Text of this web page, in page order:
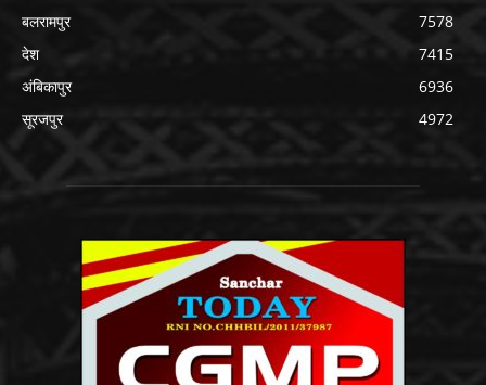
बलरामपुर
7578
देश
7415
अंबिकापुर
6936
सूरजपुर
4972